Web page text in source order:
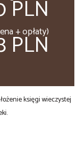
PLN
+ opłaty)
PLN
księgi wieczystej